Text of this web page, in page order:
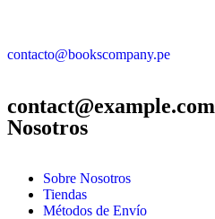
contacto@bookscompany.pe
contact@example.com
Nosotros
Sobre Nosotros
Tiendas
Métodos de Envío